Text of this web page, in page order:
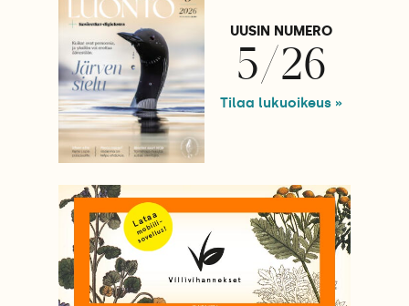
UUSIN NUMERO
5/26
Tilaa lukuoikeus »